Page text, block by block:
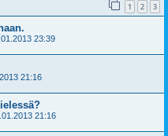
1 2 3
23:39
21:16
21:16